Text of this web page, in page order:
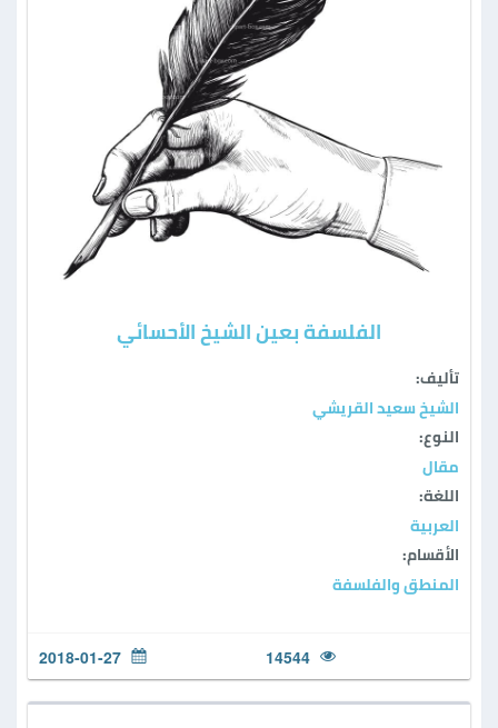
الفلسفة بعين الشيخ الأحسائي
تأليف:
الشيخ سعيد القريشي
النوع:
مقال
اللغة:
العربية
الأقسام:
المنطق والفلسفة
14544
2018-01-27